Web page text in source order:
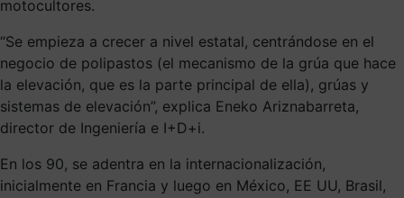
motocultores.
“Se empieza a crecer a nivel estatal, centrándose en el
negocio de polipastos (el mecanismo de la grúa que hace
la elevación, que es la parte principal de ella), grúas y
sistemas de elevación”, explica Eneko Ariznabarreta,
director de Ingeniería e I+D+i.
En los 90, se adentra en la internacionalización,
inicialmente en Francia y luego en México, EE UU, Brasil,